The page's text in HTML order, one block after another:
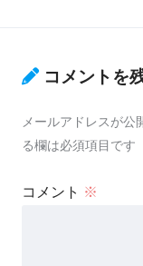
コメントを
メールアドレスが公
る欄は必須項目です
コメント ※